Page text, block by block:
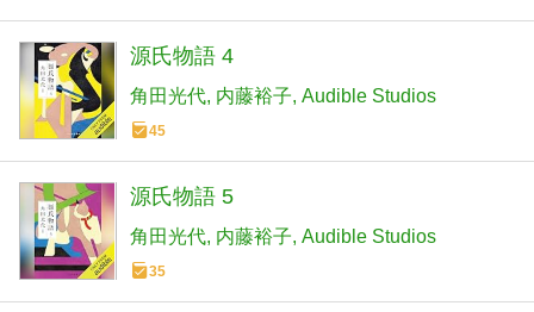
源氏物語 4
角田光代 内藤裕子 Audible Studios
45
源氏物語 5
角田光代 内藤裕子 Audible Studios
35